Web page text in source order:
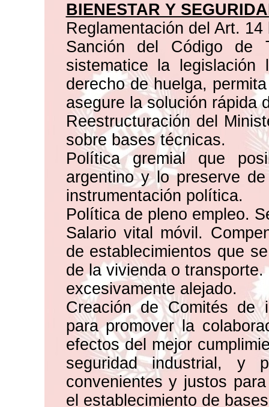
BIENESTAR Y
Reglamentación del Art.
Sanción del Código de
sistematice la legislación
derecho de huelga,
asegure la solución rápida
Reestructuración del
sobre bases técnicas.
Política gremial que
argentino y lo preserve
instrumentación política.
Política de pleno empleo.
Salario vital móvil.
de establecimientos que
de la vivienda o
excesivamente alejado.
Creación de Comités de
para promover la
efectos del mejor
seguridad industrial, y
convenientes y justos
el establecimiento de